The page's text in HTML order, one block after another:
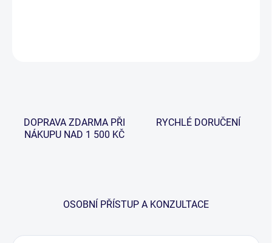
DOPRAVA ZDARMA PŘI
NÁKUPU NAD 1 500 KČ
RYCHLÉ DORUČENÍ
OSOBNÍ PŘÍSTUP A KONZULTACE